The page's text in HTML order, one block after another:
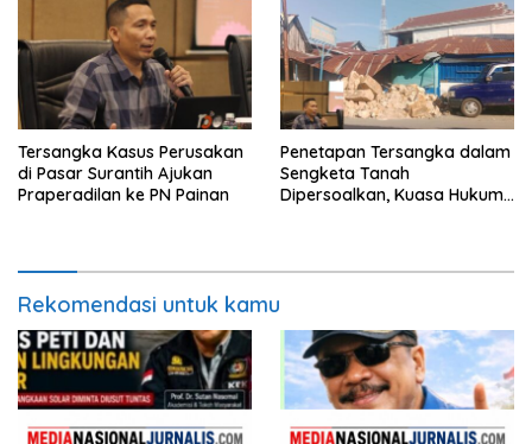
Tersangka Kasus Perusakan
di Pasar Surantih Ajukan
Praperadilan ke PN Painan
Penetapan Tersangka dalam
Sengketa Tanah
Dipersoalkan, Kuasa Hukum
Rekomendasi untuk kamu